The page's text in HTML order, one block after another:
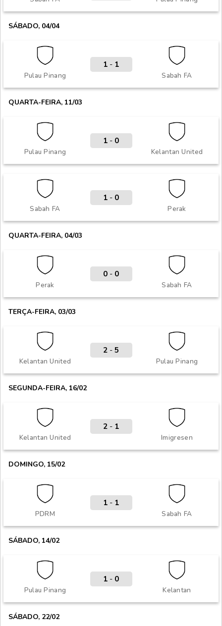
SÁBADO, 04/04
Pulau Pinang Sabah FA
1 - 1
QUARTA-FEIRA, 11/03
Pulau Pinang Kelantan United
1 - 0
Sabah FA Perak
1 - 0
QUARTA-FEIRA, 04/03
Perak Sabah FA
0 - 0
TERÇA-FEIRA, 03/03
Kelantan United Pulau Pinang
2 - 5
SEGUNDA-FEIRA, 16/02
Kelantan United Imigresen
2 - 1
DOMINGO, 15/02
PDRM Sabah FA
1 - 1
SÁBADO, 14/02
Pulau Pinang Kelantan
1 - 0
SÁBADO, 22/02